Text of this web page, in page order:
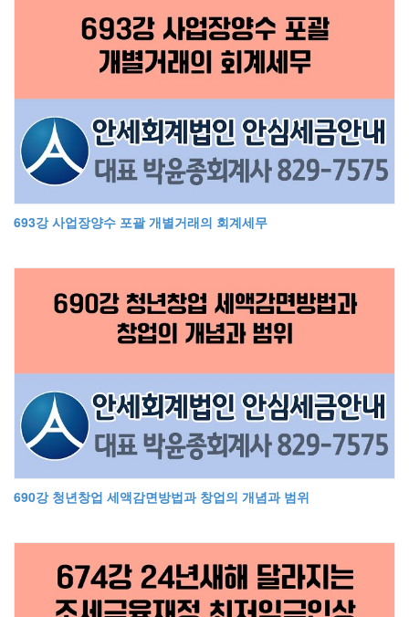
693강 사업장양수 포괄 개별거래의 회계세무
690강 청년창업 세액감면방법과 창업의 개념과 범위